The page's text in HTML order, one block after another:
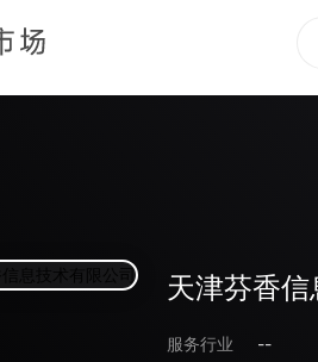
天津芬香信
服务行业
--